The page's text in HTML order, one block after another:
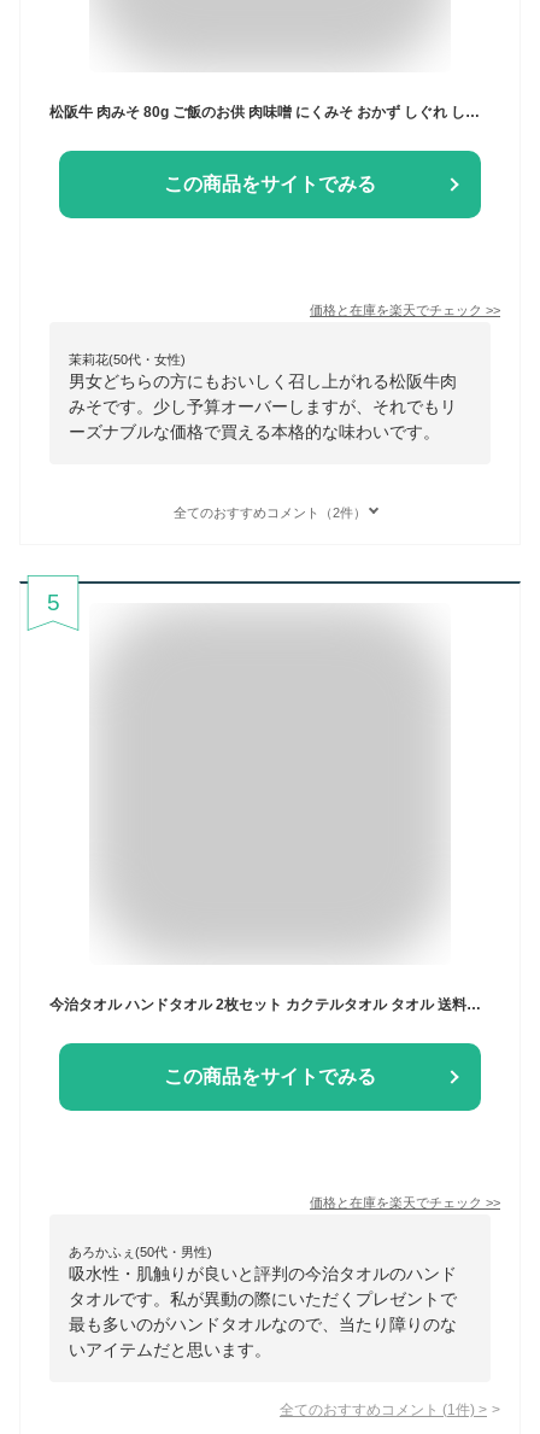
松阪牛 肉みそ 80g ご飯のお供 肉味噌 にくみそ おかず しぐれ しぐれ煮 佃煮 ごはんのおとも A5 お土産 手土産 粗品 グルメ ギフト 贈り物 お取り寄せ プレゼント 和牛 牛肉 国産 国産牛 高級 景品 お祝い 内祝い お礼 母の日 父の日 お中元 御中元 お歳暮 御歳暮 まるよし
この商品をサイトでみる
価格と在庫を楽天でチェック >>
茉莉花(50代・女性)
男女どちらの方にもおいしく召し上がれる松阪牛肉
みそです。少し予算オーバーしますが、それでもリ
ーズナブルな価格で買える本格的な味わいです。
全てのおすすめコメント（2件）
5
今治タオル ハンドタオル 2枚セット カクテルタオル タオル 送料無料 (ポスト投函) ウォッシュタオル タオルハンカチ 日本製 カラフル リバーシブル マルチカラー デザイン ポップ レディース メンズ 大人 子供 おしゃれ かわいい 可愛い ブランド 保育園
この商品をサイトでみる
価格と在庫を楽天でチェック >>
あろかふぇ(50代・男性)
吸水性・肌触りが良いと評判の今治タオルのハンド
タオルです。私が異動の際にいただくプレゼントで
最も多いのがハンドタオルなので、当たり障りのな
いアイテムだと思います。
全てのおすすめコメント (1 件) >